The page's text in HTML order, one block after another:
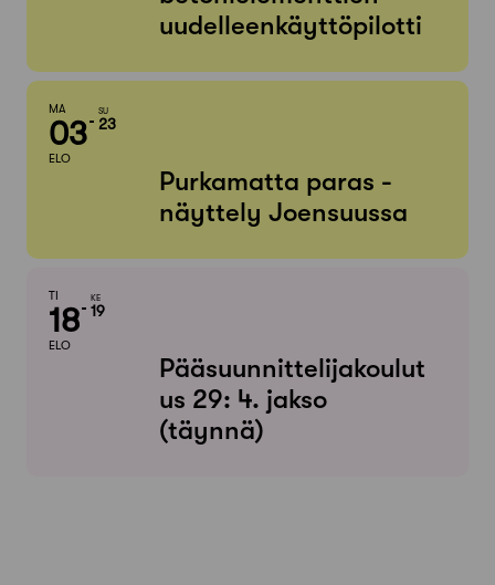
uudelleenkäyttöpilotti
MA
03
ELO
SU
23
Purkamatta paras -
näyttely Joensuussa
TI
18
ELO
KE
19
Pääsuunnittelijakoulut
us 29: 4. jakso
(täynnä)